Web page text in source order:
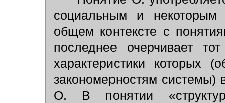
социальным и некоторым
общем контексте с
последнее очерчивает
характеристики которых
закономерностям системы)
О. В понятии